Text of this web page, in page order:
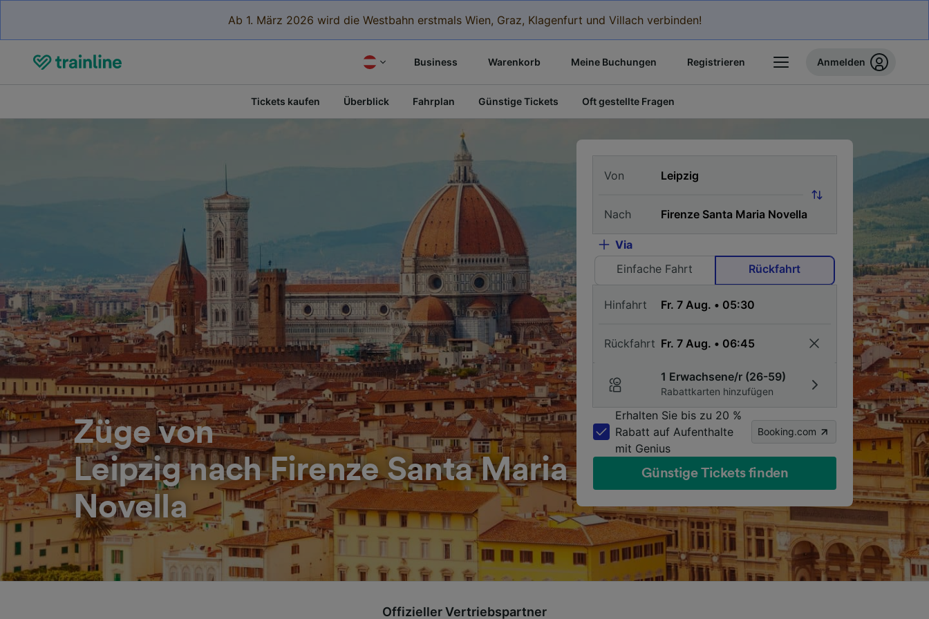
Ab 1. März 2026 wird die Westbahn erstmals Wien, Graz, Klagenfurt und Villach verbinden!
Business Warenkorb Meine Buchungen Registrieren Anmelden
Tickets kaufen Überblick Fahrplan Günstige Tickets Oft gestellte Fragen
Züge von
Leipzig nach Firenze Santa Maria
Novella
Von
Nach
Via
Einfache Fahrt
Rückfahrt
Hinfahrt
Rückfahrt
1 Erwachsene/r (26-59)
Rabattkarten hinzufügen
Erhalten Sie bis zu 20 %
Rabatt auf Aufenthalte
mit Genius
Booking.com
Günstige Tickets finden
Offizieller Vertriebspartner